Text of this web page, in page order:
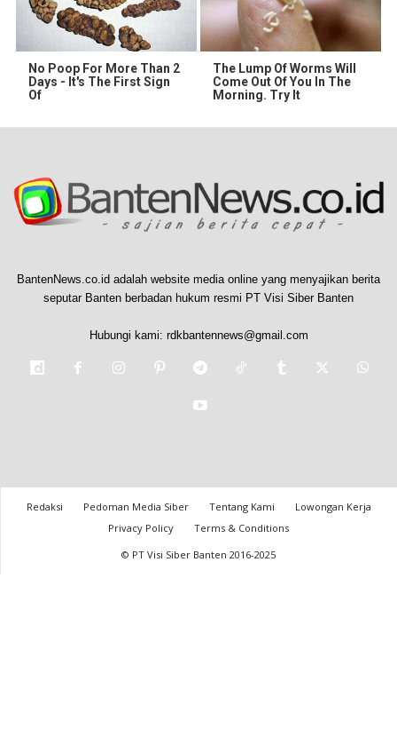
No Poop For More Than 2
Days - It's The First Sign
Of
The Lump Of Worms Will
Come Out Of You In The
Morning. Try It
BantenNews.co.id adalah website media online yang menyajikan berita
seputar Banten berbadan hukum resmi PT Visi Siber Banten
Hubungi kami: rdkbantennews@gmail.com
Redaksi Pedoman Media Siber Tentang Kami
Lowongan Kerja
Privacy Policy
Terms & Conditions
© PT Visi Siber Banten 2016-2025